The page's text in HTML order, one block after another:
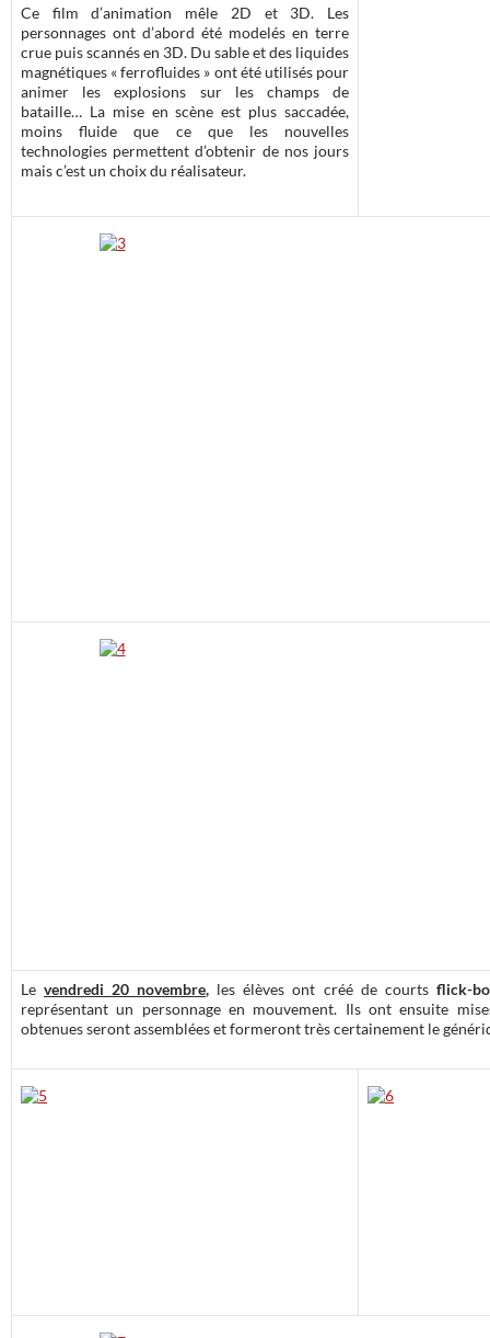
Ce film d’animation mêle 2D et 3D. Les
personnages ont d’abord été modelés en terre
crue puis scannés en 3D. Du sable et des liquides
magnétiques « ferrofluides » ont été utilisés pour
animer les explosions sur les champs de
bataille… La mise en scène est plus saccadée,
moins fluide que ce que les nouvelles
technologies permettent d’obtenir de nos jours
mais c’est un choix du réalisateur.
Levendredi 20 novembre, les élèves ont créé de courts flick-
représentant un personnage en mouvement. Ils ont ensuite
obtenues seront assemblées et formeront très certainement le